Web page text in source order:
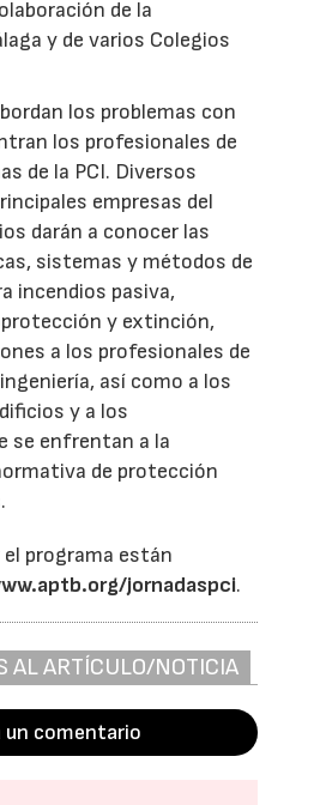
de la
y de varios Colegios
los problemas con
los profesionales de
de la PCI. Diversos
empresas del
darán a conocer las
sistemas y métodos de
incendios pasiva,
y extinción,
a los profesionales de
así como a los
y a los
se enfrentan a la
de protección
programa están
jornadaspci.
AL ARTÍCULO/NOTICIA
un comentario